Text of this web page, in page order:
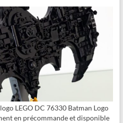
LEGO DC 76330 Batman Logo
en précommande et disponible